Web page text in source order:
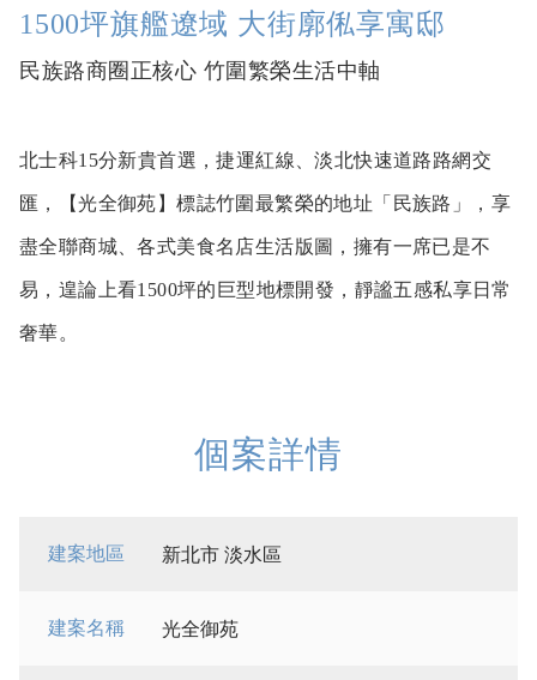
1500坪旗艦遼域 大街廓俬享寓邸
民族路商圈正核心 竹圍繁榮生活中軸
北士科15分新貴首選，捷運紅線、淡北快速道路路網交
匯，【光全御苑】標誌竹圍最繁榮的地址「民族路」，享
盡全聯商城、各式美食名店生活版圖，擁有一席已是不
易，遑論上看1500坪的巨型地標開發，靜謐五感私享日常
個案詳情
建案地區 新北市 淡水區
建案名稱 光全御苑